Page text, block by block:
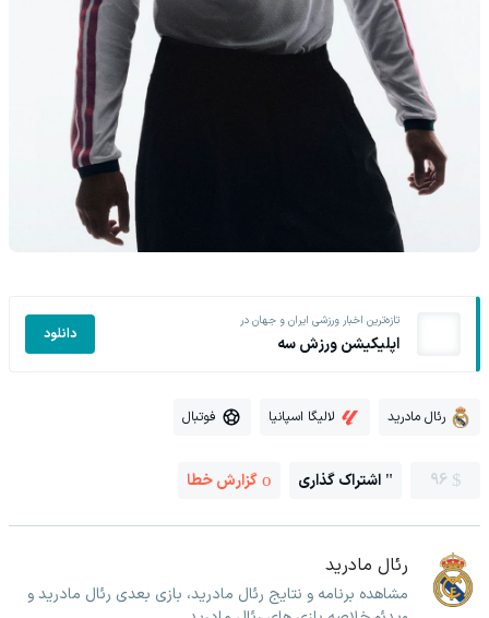
تازه‌ترین اخبار ورزشی ایران و جهان در
اپلیکیشن ورزش سه دانلود
رئال مادرید لالیگا اسپانیا فوتبال
96 اشتراک گذاری گزارش خطا
رئال مادرید
مشاهده برنامه و نتایج رئال مادرید، بازی بعدی رئال مادرید و